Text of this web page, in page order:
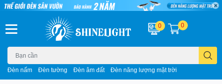
Đèn nấm Đèn tường Đèn âm đất Đèn năng lượng mặt trời
0 0